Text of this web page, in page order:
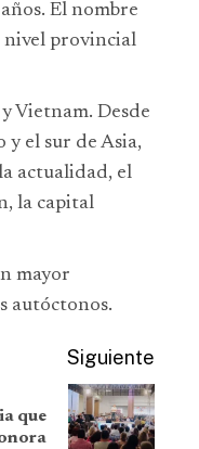
El nombre
nivel provincial
Vietnam. Desde
y el sur de Asia,
actualidad, el
la capital
mayor
autóctonos.
Siguiente
que